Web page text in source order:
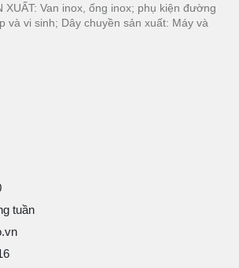
XUẤT: Van inox, ống inox; phụ kiện đường
và vi sinh; Dây chuyền sản xuất: Máy và
tuần